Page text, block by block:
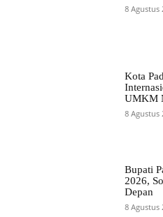
8 Agustus
Kota
UMKM
8 Agustus
Bupati
2026,
Depan
8 Agustus